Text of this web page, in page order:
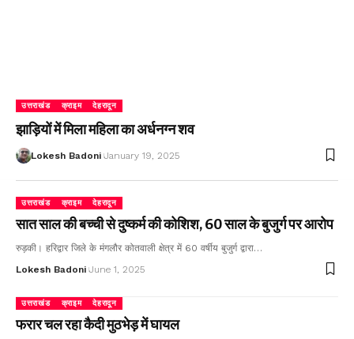
उत्तराखंड क्राइम देहरादून
झाड़ियों में मिला महिला का अर्धनग्न शव
Lokesh Badoni January 19, 2025
उत्तराखंड क्राइम देहरादून
सात साल की बच्ची से दुष्कर्म की कोशिश, 60 साल के बुजुर्ग पर आरोप
रुड़की। हरिद्वार जिले के मंगलौर कोतवाली क्षेत्र में 60 वर्षीय बुजुर्ग द्वारा…
Lokesh Badoni June 1, 2025
उत्तराखंड क्राइम देहरादून
फरार चल रहा कैदी मुठभेड़ में घायल